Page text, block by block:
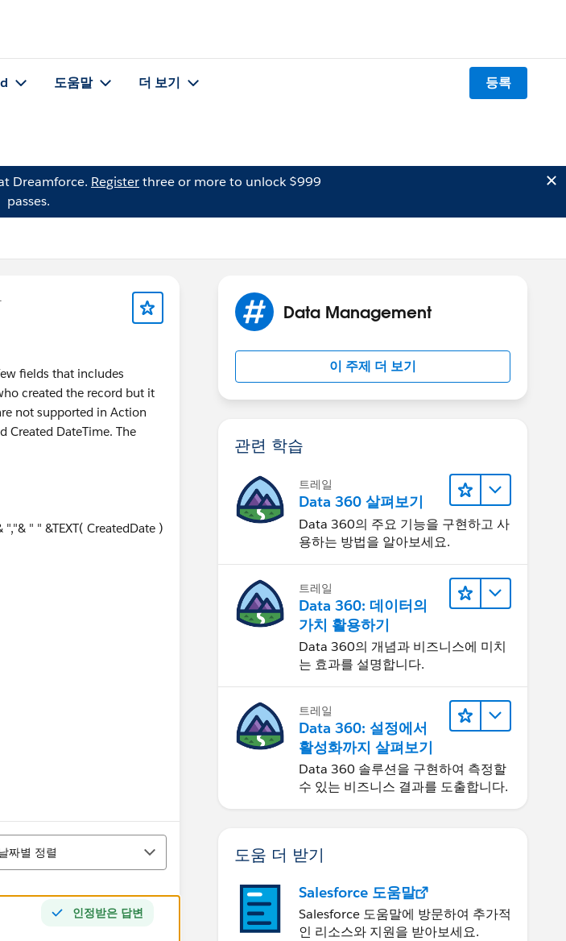
도움말 더 보기 등록
Dreamforce. Registerthree or more to unlock $999
passes.
fields that includes
created the record but it
not supported in Action
Created DateTime. The
" " &TEXT( CreatedDate )
짜별 정렬
인정받은 답변
Data Management
이 주제 더 보기
관련 학습
트레일
Data 360 살펴보기
Data 360의 주요 기능을 구현하고 사
용하는 방법을 알아보세요.
트레일
Data 360: 데이터의
가치 활용하기
Data 360의 개념과 비즈니스에 미치
는 효과를 설명합니다.
트레일
Data 360: 설정에서
활성화까지 살펴보기
Data 360 솔루션을 구현하여 측정할
수 있는 비즈니스 결과를 도출합니다.
도움 더 받기
Salesforce 도움말
Salesforce 도움말에 방문하여 추가적
인 리소스와 지원을 받아보세요.